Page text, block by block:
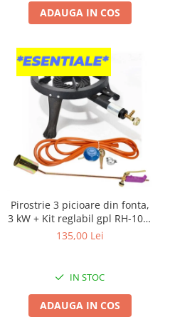
Proiectoare & lampi de lucru
Veioze si Lampi
Cantarire
Cantare comerciale
Cantare Corporale
Aparate de spalat cu presiune si
accesorii
Accesorii aparatele de spalat cu
presiune
Aparate de spalat cu presiune
Articole si accesorii pentru baie
Baterii baie
Baterii lavoar
ADAUGA IN COS
Pirostrie 3 picioare din fonta,
3 kW + Kit reglabil gpl RH-10 +
Tub flex 2M+2 Coliere +
135,00 Lei
IN STOC
ADAUGA IN COS